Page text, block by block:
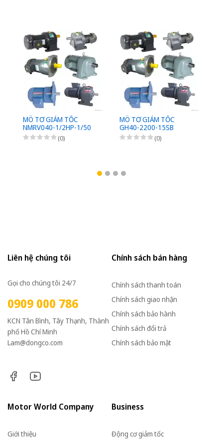
MÔ TƠ GIẢM TỐC
NMRV040-1/2HP-1/50
(0)
MÔ TƠ GIẢM TỐC
GH40-2200-15SB
(0)
Liên hệ chúng tôi
Gọi cho chúng tôi 24/7
0909 000 786
KCN Tân Bình, Tây Thạnh, Thành
phố Hồ Chí Minh
Lam@dongco.com
Chính sách bán hàng
Chính sách thanh toán
Chính sách giao nhận
Chính sách bảo hành
Chính sách đổi trả
Chính sách bảo mật
Motor World Company
Giới thiệu
Business
Động cơ giảm tốc